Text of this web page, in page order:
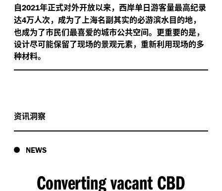
自2021年正式对外开放以来，西岸单日游客量最高纪录
达4万人次，成为了上海名副其实的必游滨水目的地，
也成为了市民们最喜爱的城市公共空间。更重要的是，
设计尽可能保留了现场的景观元素，重新利用现场的多
种材料。
资讯洞察
NEWS
Converting vacant CBD